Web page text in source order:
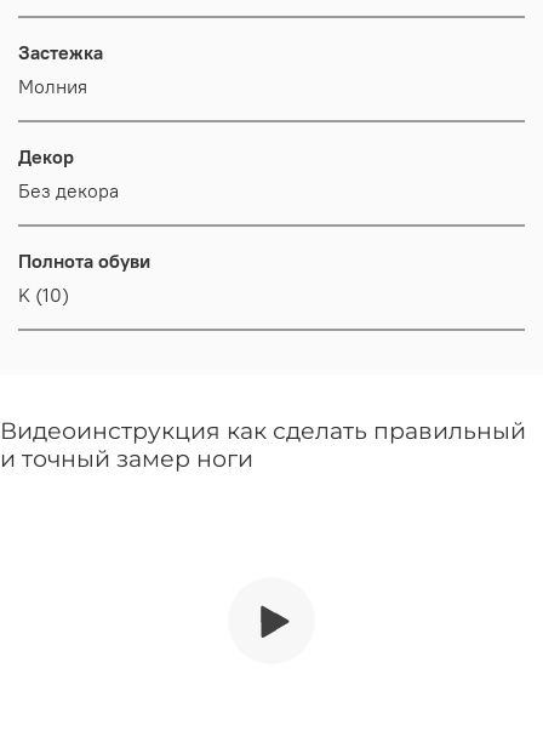
Застежка
Молния
Декор
Без декора
Полнота обуви
K (10)
Видеоинструкция как сделать правильный
и точный замер ноги